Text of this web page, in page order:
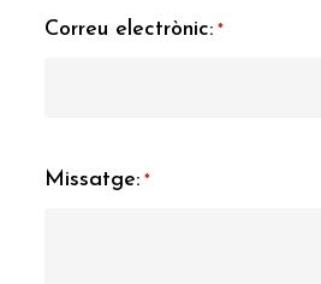
Correu electrònic: *
Missatge: *